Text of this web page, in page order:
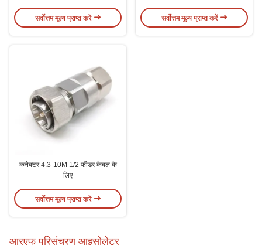
सर्वोत्तम मूल्य प्राप्त करें सर्वोत्तम मूल्य प्राप्त करें
कनेक्टर 4.3-10M 1/2 फीडर केबल के
लिए
सर्वोत्तम मूल्य प्राप्त करें
आरएफ परिसंचरण आइसोलेटर